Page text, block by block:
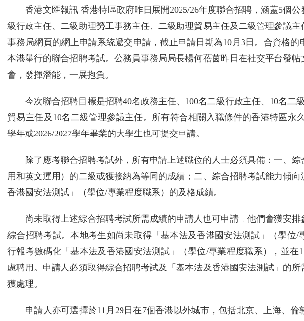
香港文匯報訊 香港特區政府昨日展開2025/26年度聯合招聘，涵蓋5個
級行政主任、二級助理勞工事務主任、二級助理貿易主任及二級管理參議
事務局網頁的網上申請系統遞交申請，截止申請日期為10月3日。合資格的
本港舉行的聯合招聘考試。公務員事務局局長楊何蓓茵昨日在社交平台發
會，發揮潛能，一展抱負。
今次聯合招聘目標是招聘40名政務主任、100名二級行政主任、10名二
貿易主任及10名二級管理參議主任。所有符合相關入職條件的香港特區永
學年或2026/2027學年畢業的大學生也可提交申請。
除了應考聯合招聘考試外，所有申請上述職位的人士必須具備：一、
用和英文運用）的二級或獲接納為等同的成績；二、綜合招聘考試能力傾
香港國安法測試」（學位/專業程度職系）的及格成績。
尚未取得上述綜合招聘考試所需成績的申請人也可申請，他們會獲安排
綜合招聘考試。本地考生如尚未取得「基本法及香港國安法測試」（學位/
行報考數碼化「基本法及香港國安法測試」（學位/專業程度職系），並在
慮聘用。申請人必須取得綜合招聘考試及「基本法及香港國安法測試」的
獲處理。
申請人亦可選擇於11月29日在7個香港以外城市，包括北京、上海、